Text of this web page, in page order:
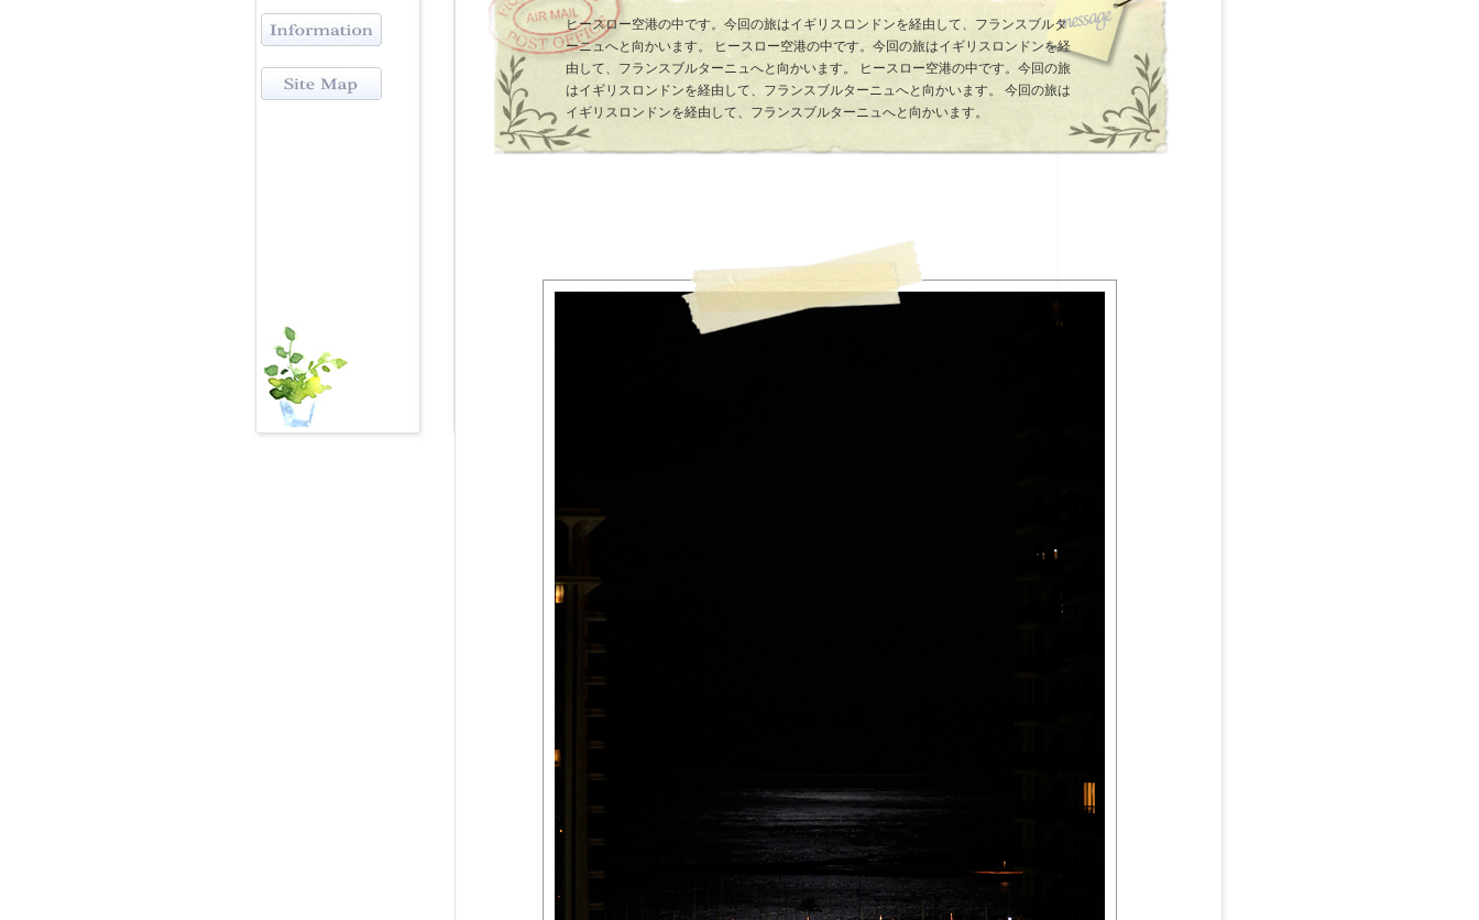
ヒースロー空港の中です。今回の旅はイギリスロンドンを経由して、フランスブルタ
ーニュへと向かいます。 ヒースロー空港の中です。今回の旅はイギリスロンドンを経
由して、フランスブルターニュへと向かいます。 ヒースロー空港の中です。今回の旅
はイギリスロンドンを経由して、フランスブルターニュへと向かいます。 今回の旅は
イギリスロンドンを経由して、フランスブルターニュへと向かいます。